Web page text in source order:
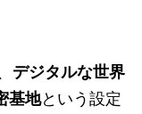
デジタルな世界
基地という設定